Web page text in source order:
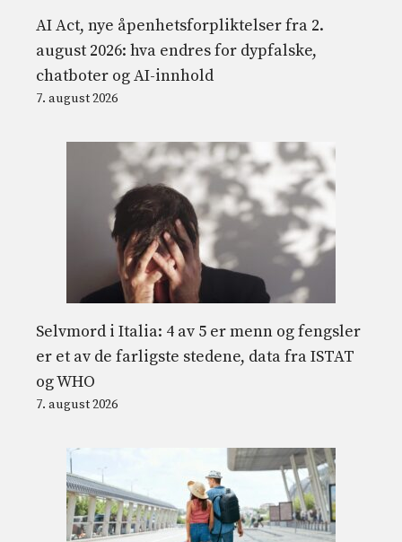
AI Act, nye åpenhetsforpliktelser fra 2.
august 2026: hva endres for dypfalske,
chatboter og AI-innhold
7. august 2026
Selvmord i Italia: 4 av 5 er menn og fengsler
er et av de farligste stedene, data fra ISTAT
og WHO
7. august 2026